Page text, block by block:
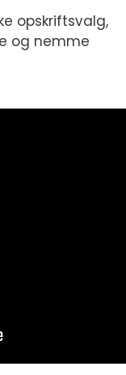
opskriftsvalg,
og nemme